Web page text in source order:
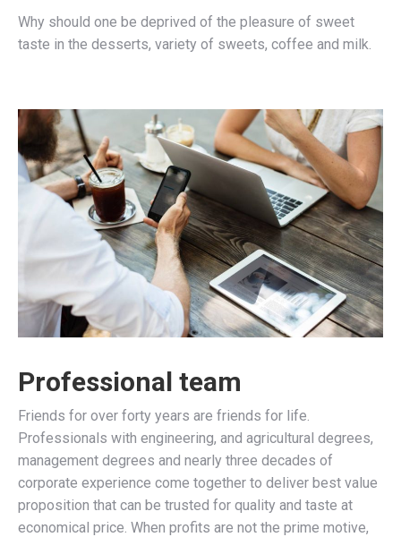
Why should one be deprived of the pleasure of sweet
taste in the desserts, variety of sweets, coffee and milk.
Professional team
Friends for over forty years are friends for life.
Professionals with engineering, and agricultural degrees,
management degrees and nearly three decades of
corporate experience come together to deliver best value
proposition that can be trusted for quality and taste at
economical price. When profits are not the prime motive,